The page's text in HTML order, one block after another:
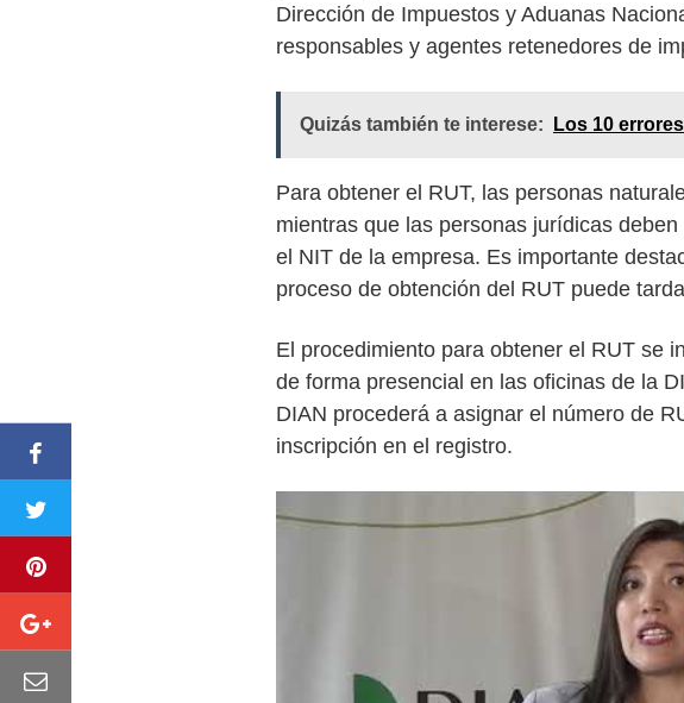
Dirección de Impuestos y Aduanas
responsables y agentes retenedores de
Quizás también te interese: Los 10
Para obtener el RUT, las personas
mientras que las personas jurídicas
el NIT de la empresa. Es importante
proceso de obtención del RUT puede
El procedimiento para obtener el RUT se
de forma presencial en las oficinas de la
DIAN procederá a asignar el número de
inscripción en el registro.